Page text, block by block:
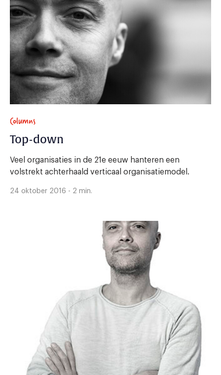
Columns
Top-down
Veel organisaties in de 21e eeuw hanteren een
volstrekt achterhaald verticaal organisatiemodel.
24 oktober 2016 - 2 min.